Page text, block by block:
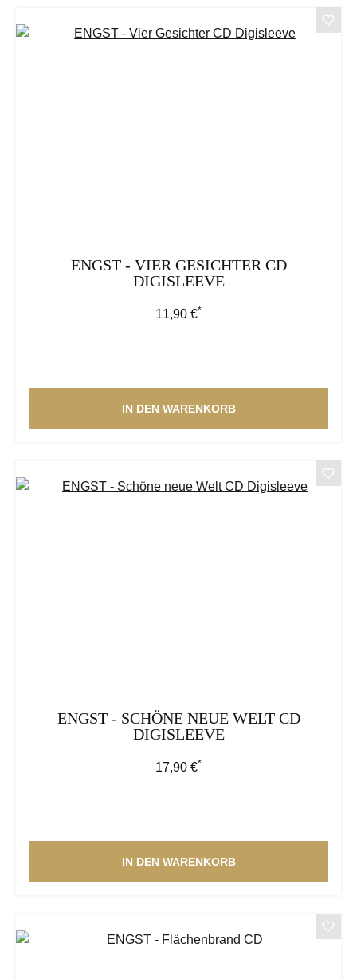
ENGST - VIER GESICHTER CD
DIGISLEEVE
Regulärer Preis:
11,90 €*
IN DEN WARENKORB
ENGST - SCHÖNE NEUE WELT CD
DIGISLEEVE
Regulärer Preis:
17,90 €*
IN DEN WARENKORB